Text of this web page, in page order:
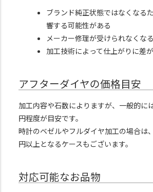
ブランド純正状態ではなくなる
響する可能性がある
メーカー修理が受けられなくな
加工技術によって仕上がりに差
アフターダイヤの価格目安
加工内容や石数によりますが、一般的に
円程度が目安です。
時計のベゼルやフルダイヤ加工の場合は
円以上となるケースもございます。
対応可能なお品物